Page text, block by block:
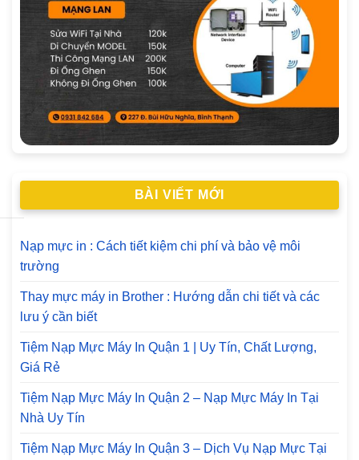
BÀI VIẾT MỚI
Nạp mực in : Cách tiết kiệm chi phí và bảo vệ môi
trường
Thay mực máy in Brother : Hướng dẫn chi tiết và các
lưu ý cần biết
Tiệm Nạp Mực Máy In Quận 1 | Uy Tín, Chất Lượng,
Giá Rẻ
Tiệm Nạp Mực Máy In Quận 2 – Nạp Mực Máy In Tại
Nhà Uy Tín
Tiệm Nạp Mực Máy In Quận 3 – Dịch Vụ Nạp Mực Tại